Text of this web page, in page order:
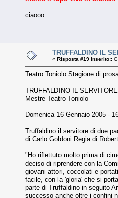
ciaooo
TRUFFALDINO IL
« Risposta #19 inserito::
Teatro Toniolo Stagione di
TRUFFALDINO IL
Mestre Teatro Toniolo
Domenica 16 Gennaio 2005 -
Truffaldino il servitore di due
di Carlo Goldoni Regia di
"Ho riflettuto molto prima di
deciso di riprendere con la
giovani attori, coccolati e
facile, con la 'gloria' che si
parte di Truffaldino in seguito
successo anche oltre i confini